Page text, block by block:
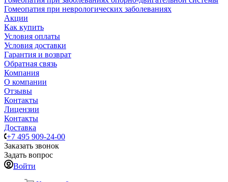
Гомеопатия при неврологических заболеваниях
Акции
Как купить
Условия оплаты
Условия доставки
Гарантия и возврат
Обратная связь
Компания
О компании
Отзывы
Контакты
Лицензии
Контакты
Доставка
+7 495 909-24-00
Заказать звонок
Задать вопрос
Войти